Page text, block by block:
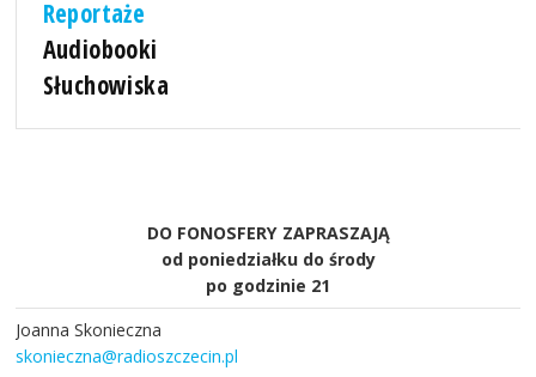
Reportaże
Audiobooki
Słuchowiska
DO FONOSFERY ZAPRASZAJĄ
od poniedziałku do środy
po godzinie 21
Joanna Skonieczna
skonieczna@radioszczecin.pl